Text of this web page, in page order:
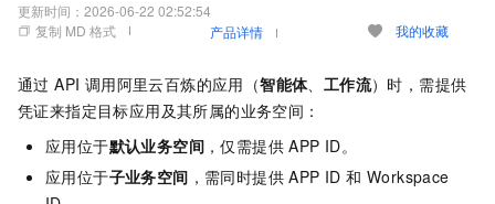
更新时间： 2026-06-22 02:52:54
复制 MD 格式
产品详情 我的收藏
通过 API 调用阿里云百炼的应用（智能体、 工作流）时，需提供
凭证来指定目标应用及其所属的业务空间：
应用位于默认业务空间 ，仅需提供 APP ID。
应用位于子业务空间 ，需同时提供 APP ID 和 Workspace